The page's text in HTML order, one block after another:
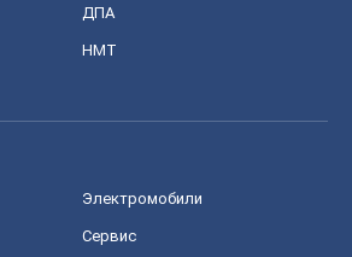
ДПА
НМТ
Электромобили
Сервис